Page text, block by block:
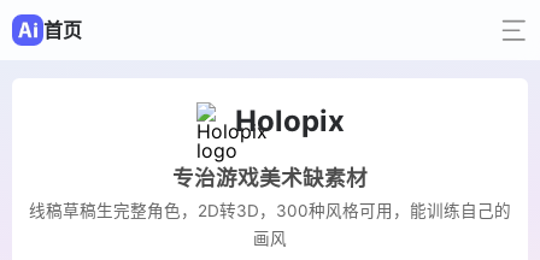
首页
Holopix
专治游戏美术缺素材
线稿草稿生完整角色，2D转3D，300种风格可用，能训练自己的
画风